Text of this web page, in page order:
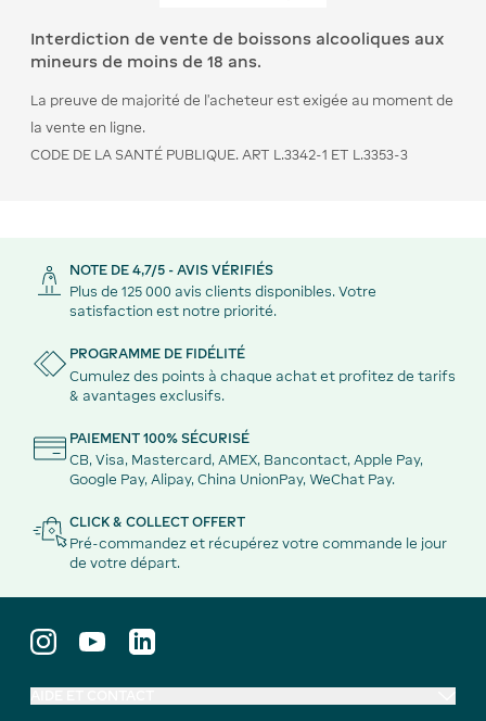
Interdiction de vente de boissons alcooliques aux
mineurs de moins de 18 ans.
La preuve de majorité de l’acheteur est exigée au moment de
la vente en ligne.
CODE DE LA SANTÉ PUBLIQUE. ART L.3342-1 ET L.3353-3
NOTE DE 4,7/5 - AVIS VÉRIFIÉS
Plus de 125 000 avis clients disponibles. Votre
satisfaction est notre priorité.
PROGRAMME DE FIDÉLITÉ
Cumulez des points à chaque achat et profitez de tarifs
& avantages exclusifs.
PAIEMENT 100% SÉCURISÉ
CB, Visa, Mastercard, AMEX, Bancontact, Apple Pay,
Google Pay, Alipay, China UnionPay, WeChat Pay.
CLICK & COLLECT OFFERT
Pré-commandez et récupérez votre commande le jour
de votre départ.